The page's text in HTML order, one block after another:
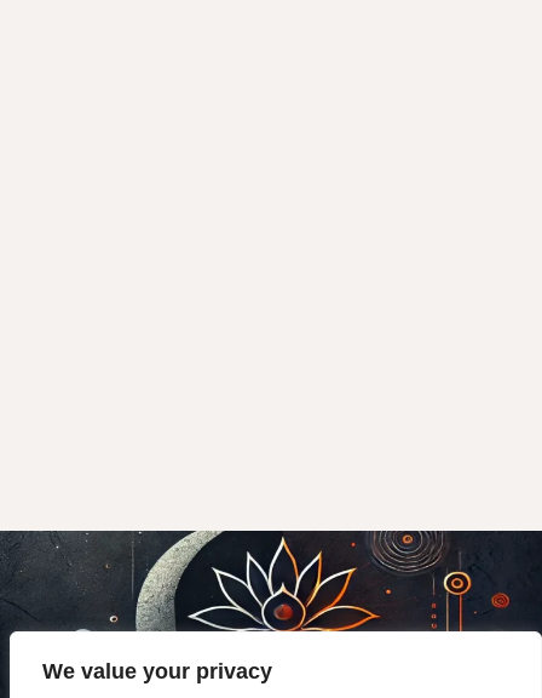
We value your privacy